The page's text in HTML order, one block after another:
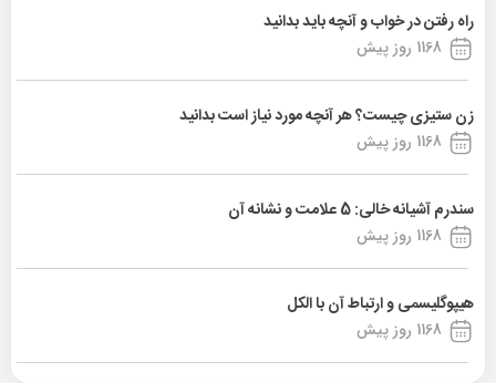
راه رفتن در خواب و آنچه باید بدانید
1168 روز پیش
زن ستیزی چیست؟ هر آنچه مورد نیاز است بدانید
1168 روز پیش
سندرم آشیانه خالی: 5 علامت و نشانه آن
1168 روز پیش
هیپوگلیسمی و ارتباط آن با الکل
1168 روز پیش